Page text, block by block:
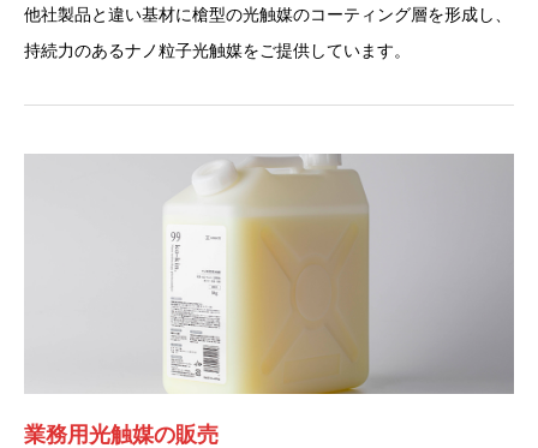
他社製品と違い基材に槍型の光触媒のコーティング層を形成し、
持続力のあるナノ粒子光触媒をご提供しています。
業務用光触媒の販売